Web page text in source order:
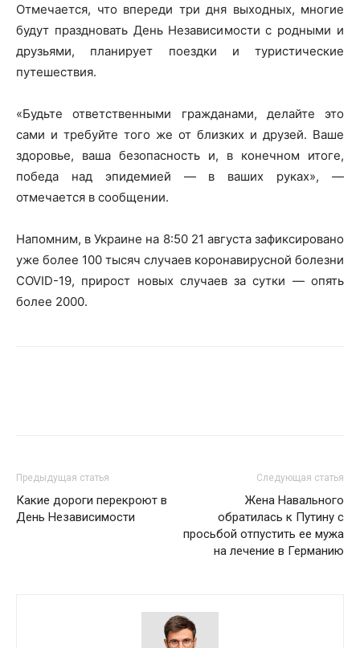
Отмечается, что впереди три дня выходных, многие
будут праздновать День Независимости с родными и
друзьями, планирует поездки и туристические
путешествия.
«Будьте ответственными гражданами, делайте это
сами и требуйте того же от близких и друзей. Ваше
здоровье, ваша безопасность и, в конечном итоге,
победа над эпидемией — в ваших руках», —
отмечается в сообщении.
Напомним, в Украине на 8:50 21 августа зафиксировано
уже более 100 тысяч случаев коронавирусной болезни
COVID-19, прирост новых случаев за сутки — опять
более 2000.
Предыдущая статья
Какие дороги перекроют в
День Независимости
Следующая статья
Жена Навального
обратилась к Путину с
просьбой отпустить ее мужа
на лечение в Германию